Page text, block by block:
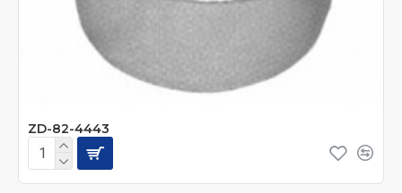
ZD-82-4443